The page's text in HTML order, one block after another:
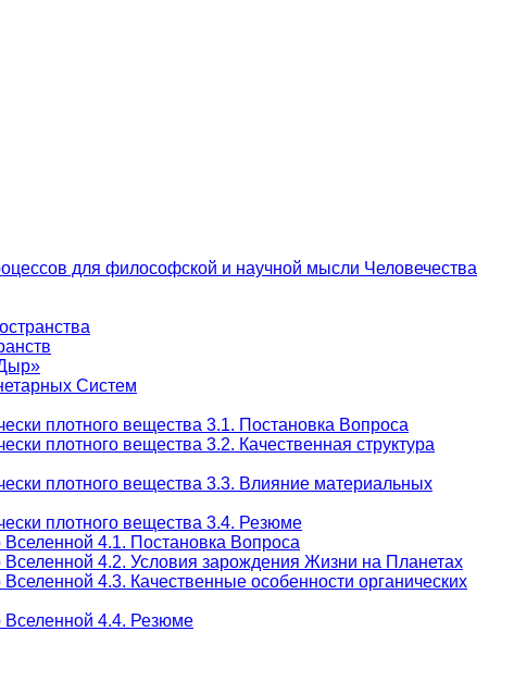
для философской и научной мысли Человечества
Систем
плотного вещества 3.1. Постановка Вопроса
плотного вещества 3.2. Качественная структура
плотного вещества 3.3. Влияние материальных
плотного вещества 3.4. Резюме
4.1. Постановка Вопроса
4.2. Условия зарождения Жизни на Планетах
4.3. Качественные особенности органических
Вселенной 4.4. Резюме